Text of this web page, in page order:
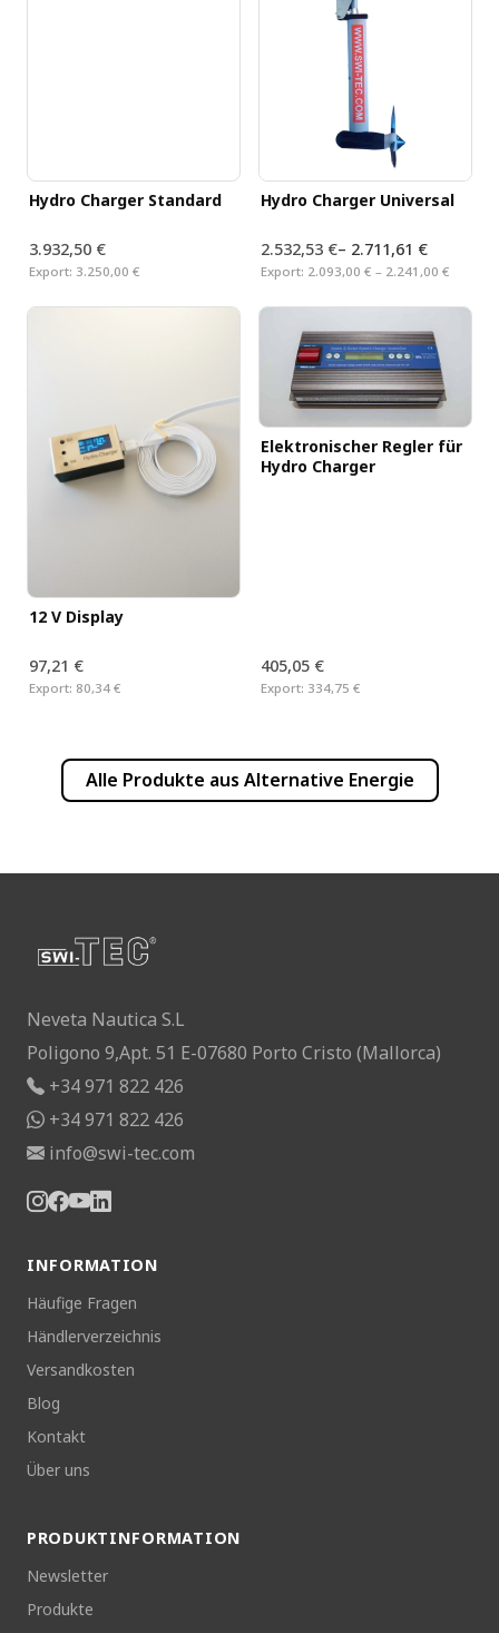
Hydro Charger Standard
3.932,50 €
Export: 3.250,00 €
Hydro Charger Universal
2.532,53 €– 2.711,61 €
Export: 2.093,00 € – 2.241,00 €
12 V Display
97,21 €
Export: 80,34 €
Elektronischer Regler für
Hydro Charger
405,05 €
Export: 334,75 €
Alle Produkte aus Alternative Energie
Neveta Nautica S.L
Poligono 9,Apt. 51 E-07680 Porto Cristo (Mallorca)
+34 971 822 426
+34 971 822 426
info@swi-tec.com
INFORMATION
Häufige Fragen
Händlerverzeichnis
Versandkosten
Blog
Kontakt
Über uns
PRODUKTINFORMATION
Newsletter
Produkte